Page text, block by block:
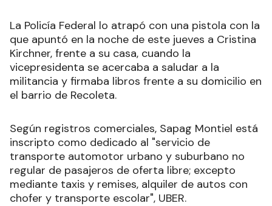
La Policía Federal lo atrapó con una pistola con la
que apuntó en la noche de este jueves a Cristina
Kirchner, frente a su casa, cuando la
vicepresidenta se acercaba a saludar a la
militancia y firmaba libros frente a su domicilio en
el barrio de Recoleta.
Según registros comerciales, Sapag Montiel está
inscripto como dedicado al "servicio de
transporte automotor urbano y suburbano no
regular de pasajeros de oferta libre; excepto
mediante taxis y remises, alquiler de autos con
chofer y transporte escolar", UBER.